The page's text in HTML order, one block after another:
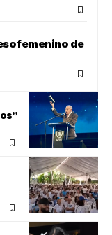
femenino de